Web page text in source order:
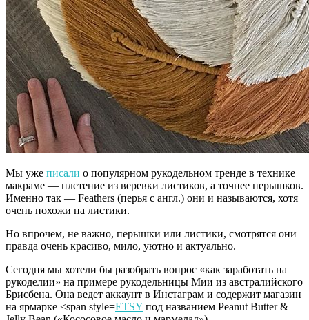
Мы уже писали о популярном рукодельном тренде в технике
макраме — плетение из веревки листиков, а точнее перышков.
Именно так — Feathers (перья с англ.) они и называются, хотя
очень похожи на листики.
Но впрочем, не важно, перышки или листики, смотрятся они
правда очень красиво, мило, уютно и актуально.
Сегодня мы хотели бы разобрать вопрос «как заработать на
рукоделии» на примере рукодельницы Мии из австралийского
Брисбена. Она ведет аккаунт в Инстаграм и содержит магазин
на ярмарке <span style=ETSY под названием Peanut Butter &